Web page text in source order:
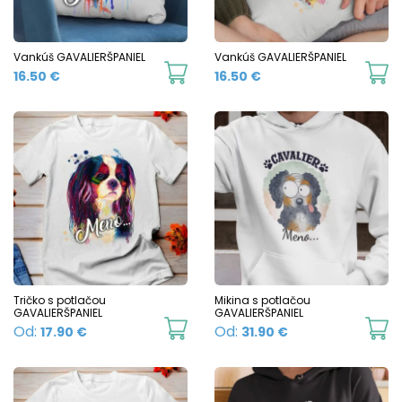
be
chosen
product
page
Vankúš GAVALIERŠPANIEL
16.50 €
Vankúš GAVALIERŠPANIEL
16.50 €
Tričko s potlačou
GAVALIERŠPANIEL
Od: 17.90 €
This
has
Mikina s potlačou
GAVALIERŠPANIEL
Od: 31.90 €